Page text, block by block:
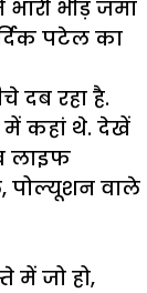
भीड़ जमा
पटेल का
दब रहा है.
में कहां थे. देखें
लाइफ
पोल्यूशन वाले
में जो हो,